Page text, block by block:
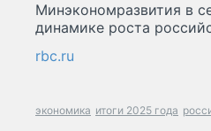
Минэкономразвития в
динамике роста
rbc.ru
экономика итоги 2025 года